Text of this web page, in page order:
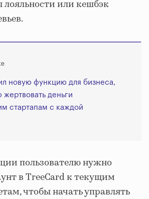
лояльности или кешбэк
новую функцию для бизнеса,
деньги
стартапам с каждой
пользователю нужно
в TreeCard к текущим
чтобы начать управлять